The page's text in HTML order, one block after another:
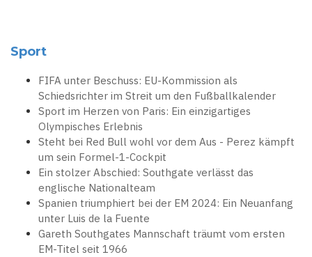
Sport
FIFA unter Beschuss: EU-Kommission als
Schiedsrichter im Streit um den Fußballkalender
Sport im Herzen von Paris: Ein einzigartiges
Olympisches Erlebnis
Steht bei Red Bull wohl vor dem Aus - Perez kämpft
um sein Formel-1-Cockpit
Ein stolzer Abschied: Southgate verlässt das
englische Nationalteam
Spanien triumphiert bei der EM 2024: Ein Neuanfang
unter Luis de la Fuente
Gareth Southgates Mannschaft träumt vom ersten
EM-Titel seit 1966